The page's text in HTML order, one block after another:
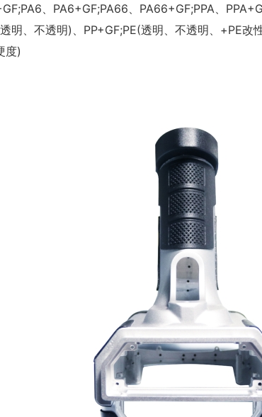
、PA6+GF;PA66、PA66+GF;PPA、
、不透明)、PP+GF;PE(透明、不透明、+PE改
度)